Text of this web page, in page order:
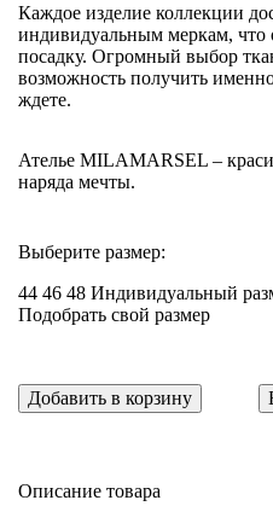
Каждое изделие коллекции
индивидуальным меркам, что
посадку. Огромный выбор
возможность получить
ждете.
Ателье MILAMARSEL –
наряда мечты.
Выберите размер:
44 46 48 Индивидуальный
Подобрать свой размер
Добавить в корзину
Описание товара